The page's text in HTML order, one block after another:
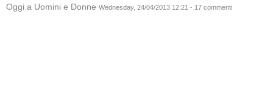
Oggi a Uomini e Donne Wednesday, 24/04/2013 12:21 - 17 commenti